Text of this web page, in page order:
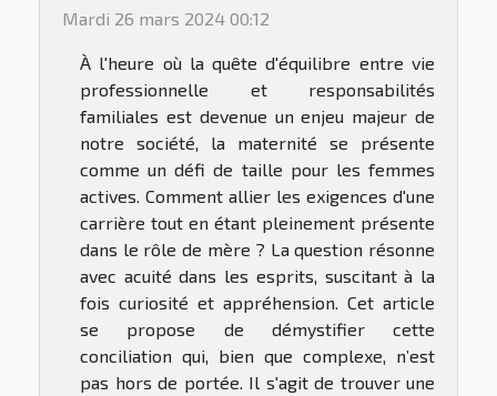
Mardi 26 mars 2024 00:12
À l'heure où la quête d'équilibre entre vie
professionnelle et responsabilités
familiales est devenue un enjeu majeur de
notre société, la maternité se présente
comme un défi de taille pour les femmes
actives. Comment allier les exigences d'une
carrière tout en étant pleinement présente
dans le rôle de mère ? La question résonne
avec acuité dans les esprits, suscitant à la
fois curiosité et appréhension. Cet article
se propose de démystifier cette
conciliation qui, bien que complexe, n’est
pas hors de portée. Il s'agit de trouver une